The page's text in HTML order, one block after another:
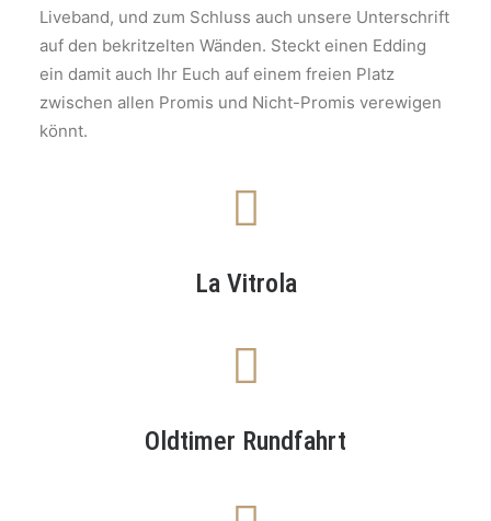
Liveband, und zum Schluss auch unsere Unterschrift
auf den bekritzelten Wänden. Steckt einen Edding
ein damit auch Ihr Euch auf einem freien Platz
zwischen allen Promis und Nicht-Promis verewigen
könnt.
La Vitrola
Oldtimer Rundfahrt